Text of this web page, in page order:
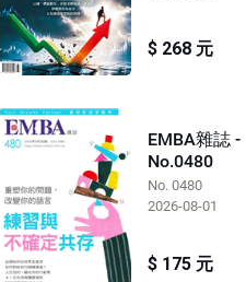
$ 268 元
EMBA雜誌 -
No.0480
No. 0480
2026-08-01
$ 175 元